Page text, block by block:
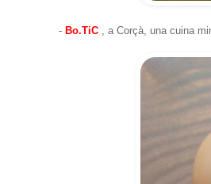
- Bo.TiC , a Corçà, una cuina